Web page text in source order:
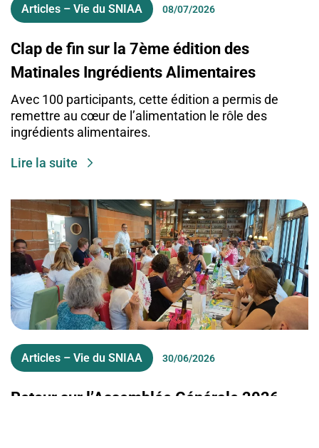
Articles – Vie du SNIAA 08/07/2026
Clap de fin sur la 7ème édition des
Matinales Ingrédients Alimentaires
Avec 100 participants, cette édition a permis de
remettre au cœur de l’alimentation le rôle des
ingrédients alimentaires.
Lire la suite
Articles – Vie du SNIAA 30/06/2026
Retour sur l’Assemblée Générale 2026